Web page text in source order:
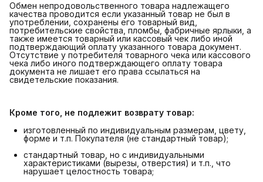
Обмен непродовольственного товара надлежащего
качества проводится если указанный товар не был в
употреблении, сохранены его товарный вид,
потребительские свойства, пломбы, фабричные ярлыки, а
также имеется товарный или кассовый чек либо иной
подтверждающий оплату указанного товара документ.
Отсутствие у потребителя товарного чека или кассового
чека либо иного подтверждающего оплату товара
документа не лишает его права ссылаться на
свидетельские показания.
Кроме того, не подлежит возврату товар:
изготовленный по индивидуальным размерам, цвету,
форме и т.п. Покупателя (не стандартный товар);
стандартный товар, но с индивидуальными
характеристиками (вырезы, отверстия) и т.п., что
нарушает целостность товара;